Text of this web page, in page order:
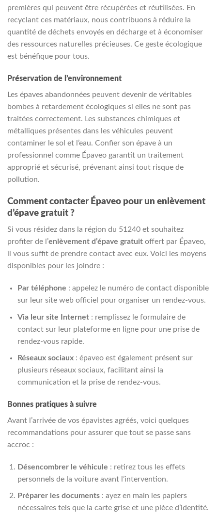
premières qui peuvent être récupérées et réutilisées. En
recyclant ces matériaux, nous contribuons à réduire la
quantité de déchets envoyés en décharge et à économiser
des ressources naturelles précieuses. Ce geste écologique
est bénéfique pour tous.
Préservation de l’environnement
Les épaves abandonnées peuvent devenir de véritables
bombes à retardement écologiques si elles ne sont pas
traitées correctement. Les substances chimiques et
métalliques présentes dans les véhicules peuvent
contaminer le sol et l’eau. Confier son épave à un
professionnel comme Épaveo garantit un traitement
approprié et sécurisé, prévenant ainsi tout risque de
pollution.
Comment contacter Épaveo pour un enlèvement
d’épave gratuit ?
Si vous résidez dans la région du 51240 et souhaitez
profiter de l’enlèvement d’épave gratuit offert par Épaveo,
il vous suffit de prendre contact avec eux. Voici les moyens
disponibles pour les joindre :
Par téléphone : appelez le numéro de contact disponible
sur leur site web officiel pour organiser un rendez-vous.
Via leur site Internet: remplissez le formulaire de
contact sur leur plateforme en ligne pour une prise de
rendez-vous rapide.
Réseaux sociaux: épaveo est également présent sur
plusieurs réseaux sociaux, facilitant ainsi la
communication et la prise de rendez-vous.
Bonnes pratiques à suivre
Avant l’arrivée de vos épavistes agréés, voici quelques
recommandations pour assurer que tout se passe sans
accroc :
Désencombrer le véhicule : retirez tous les effets
personnels de la voiture avant l’intervention.
Préparer les documents: ayez en main les papiers
nécessaires tels que la carte grise et une pièce d’identité.